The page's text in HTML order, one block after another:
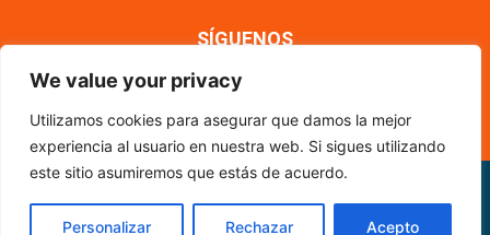
We value your privacy
Utilizamos cookies para asegurar que damos la mejor
experiencia al usuario en nuestra web. Si sigues utilizando
este sitio asumiremos que estás de acuerdo.
Personalizar Rechazar Acepto
SÍGUENOS
Nosotros
CÓDIGO DE ÉTICA PERIODÍSTICA
XML Sitemap